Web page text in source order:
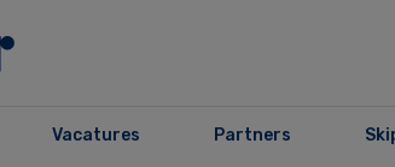
Vacatures Partners